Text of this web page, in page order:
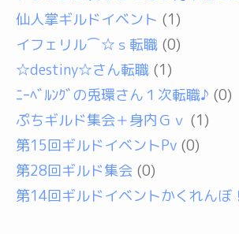
仙人掌ギルドイベント (1)
イフェリル⌒☆ｓ転職 (0)
☆destiny☆さん転職 (1)
ﾆｰﾍﾞﾙﾝｸﾞの兎環さん１次転職♪ (0)
ぷちギルド集会＋身内Ｇｖ (1)
第15回ギルドイベントPv (0)
第28回ギルド集会 (0)
第14回ギルドイベントかくれんぼ！